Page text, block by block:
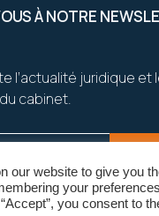
À NOTRE
l’actualité juridique et
cabinet.
our website to give you
your
you consent to